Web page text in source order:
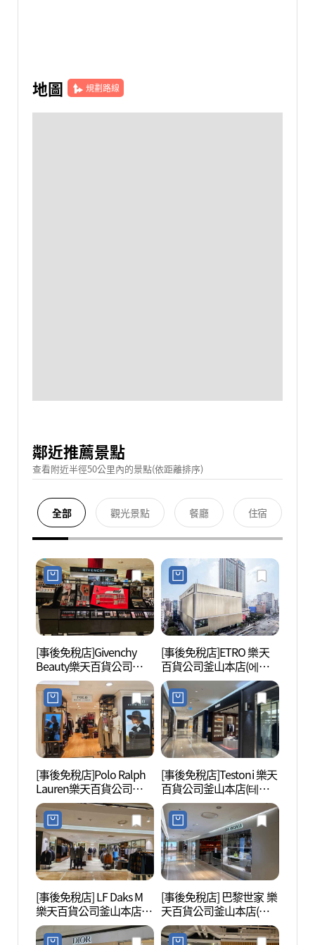
地圖 規劃路線
鄰近推薦景點
查看附近半徑50公里內的景點(依距離排序)
全部 觀光景點 餐廳 住宿
[事後免稅店]Givenchy
Beauty樂天百貨公司釜山
本店(지방시뷰티 롯데백
화점 부산본점)
[事後免稅店]ETRO 樂天
百貨公司釜山本店(에트
로 롯데백화점 부산본점)
[事後免稅店]Polo Ralph
Lauren樂天百貨公司釜山
本店(폴로 랄프로렌 롯데
백화점 부산본점)
[事後免稅店]Testoni 樂天
百貨公司釜山本店(테스
토니 롯데백화점 부산본
점)
[事後免稅店] LF Daks M
樂天百貨公司釜山本店
(닥스남성 롯데백화점 부
산본점)
[事後免稅店] 巴黎世家 樂
天百貨公司釜山本店(발
렌시아가 롯데백화점 부
산본점)